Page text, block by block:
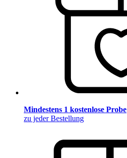
Mindestens 1 kostenlose Probe
zu jeder Bestellung